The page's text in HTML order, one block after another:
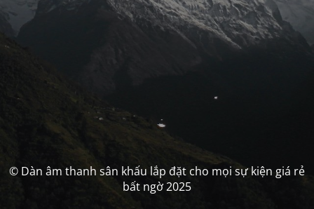
© Dàn âm thanh sân khấu lắp đặt cho mọi sự kiện giá rẻ
bất ngờ 2025